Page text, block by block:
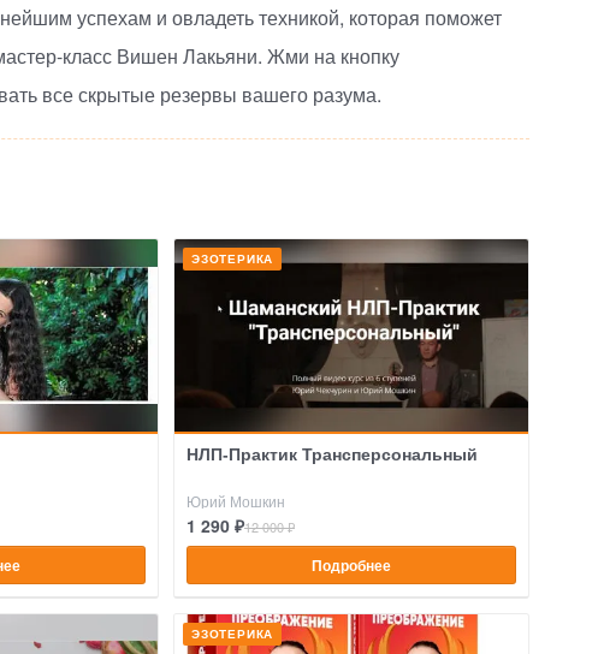
успехам и овладеть техникой, которая поможет
класс Вишен Лакьяни. Жми на кнопку
все скрытые резервы вашего разума.
ЭЗОТЕРИКА
НЛП-Практик Трансперсональный
Юрий Мошкин
1 290 ₽12 000 ₽
Подробнее
ЭЗОТЕРИКА